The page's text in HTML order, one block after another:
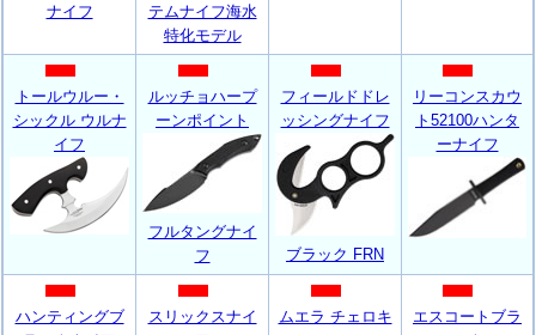
ナイフ
テムナイフ海水
特化モデル
トールウルー・
シックル ウルナ
イフ
ルッチョハープ
ーンポイント
フルタングナイ
フ
フィールドドレ
ッシングナイフ
ブラック FRN
リーコンスカウ
ト52100ハンタ
ーナイフ
ハンティングブ
スリックスナイ
ムエラ チェロキ
エスコートブラ